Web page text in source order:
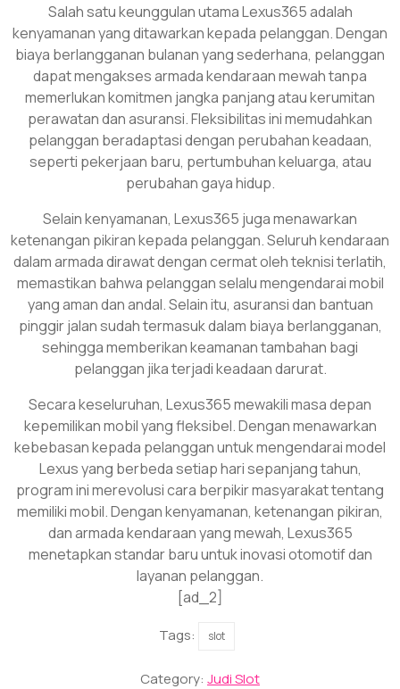
Salah satu keunggulan utama Lexus365 adalah
kenyamanan yang ditawarkan kepada pelanggan. Dengan
biaya berlangganan bulanan yang sederhana, pelanggan
dapat mengakses armada kendaraan mewah tanpa
memerlukan komitmen jangka panjang atau kerumitan
perawatan dan asuransi. Fleksibilitas ini memudahkan
pelanggan beradaptasi dengan perubahan keadaan,
seperti pekerjaan baru, pertumbuhan keluarga, atau
perubahan gaya hidup.
Selain kenyamanan, Lexus365 juga menawarkan
ketenangan pikiran kepada pelanggan. Seluruh kendaraan
dalam armada dirawat dengan cermat oleh teknisi terlatih,
memastikan bahwa pelanggan selalu mengendarai mobil
yang aman dan andal. Selain itu, asuransi dan bantuan
pinggir jalan sudah termasuk dalam biaya berlangganan,
sehingga memberikan keamanan tambahan bagi
pelanggan jika terjadi keadaan darurat.
Secara keseluruhan, Lexus365 mewakili masa depan
kepemilikan mobil yang fleksibel. Dengan menawarkan
kebebasan kepada pelanggan untuk mengendarai model
Lexus yang berbeda setiap hari sepanjang tahun,
program ini merevolusi cara berpikir masyarakat tentang
memiliki mobil. Dengan kenyamanan, ketenangan pikiran,
dan armada kendaraan yang mewah, Lexus365
menetapkan standar baru untuk inovasi otomotif dan
layanan pelanggan.
[ad_2]
Tags: slot
Category: Judi Slot